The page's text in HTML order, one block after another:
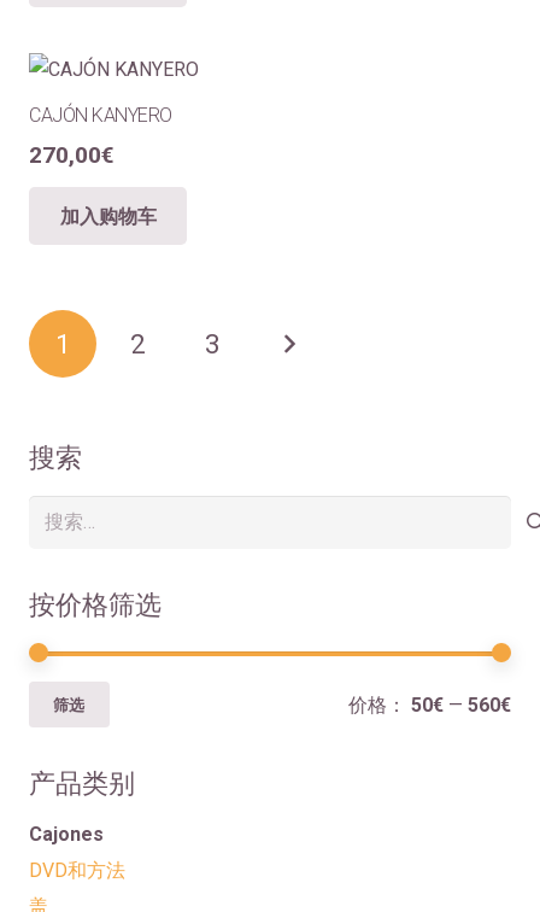
CAJÓN KANYERO
270,00€
加入购物车
文
章
页
1 2 3
搜索
按价格筛选
最
最
筛选 价格： 50€ — 560€
产品类别
Cajones
DVD和方法
盖